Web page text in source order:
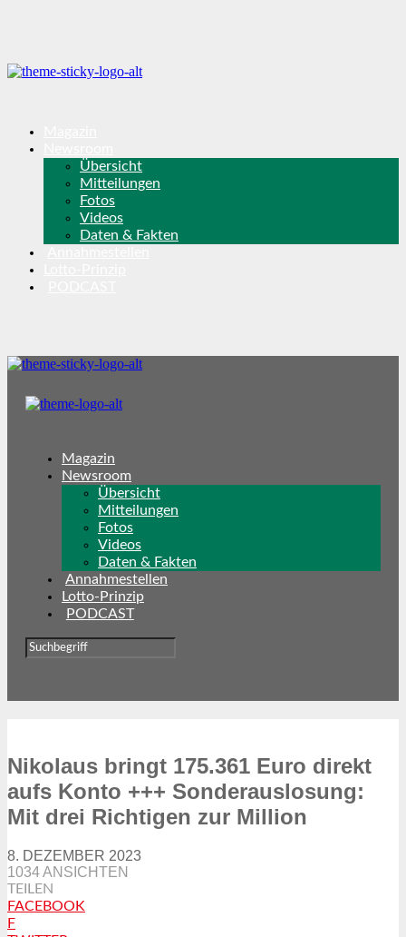
Übersicht
Mitteilungen
Fotos
Videos
Daten & Fakten
Magazin
Newsroom
Übersicht
Mitteilungen
Fotos
Videos
Daten & Fakten
Annahmestellen
Lotto-Prinzip
PODCAST
Nikolaus bringt 175.361 Euro direkt
aufs Konto +++ Sonderauslosung:
Mit drei Richtigen zur Million
8. DEZEMBER 2023
1034 ANSICHTEN
TEILEN
FACEBOOK
F